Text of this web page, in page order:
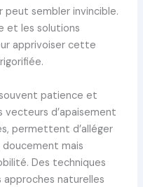
peut sembler invincible.
et les solutions
apprivoiser cette
patience et
vecteurs d’apaisement
permettent d’alléger
mais
Des techniques
naturelles